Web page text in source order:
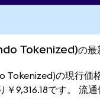
Tokenized)の最
Tokenized)の現行価格
￥9,316.18です。 流